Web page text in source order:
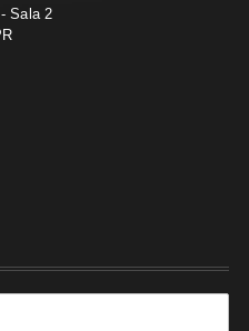
Sala 2